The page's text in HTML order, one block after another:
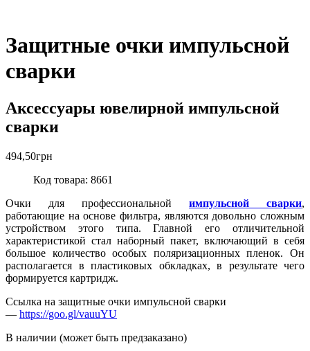
Защитные очки импульсной
сварки
Аксессуары ювелирной импульсной
сварки
494,50грн
Код товара: 8661
Очки для профессиональной импульсной сварки,
работающие на основе фильтра, являются довольно сложным
устройством этого типа. Главной его отличительной
характеристикой стал наборный пакет, включающий в себя
большое количество особых поляризационных пленок. Он
располагается в пластиковых обкладках, в результате чего
формируется картридж.
Ссылка на защитные очки импульсной сварки
— https://goo.gl/vauuYU
В наличии (может быть предзаказано)